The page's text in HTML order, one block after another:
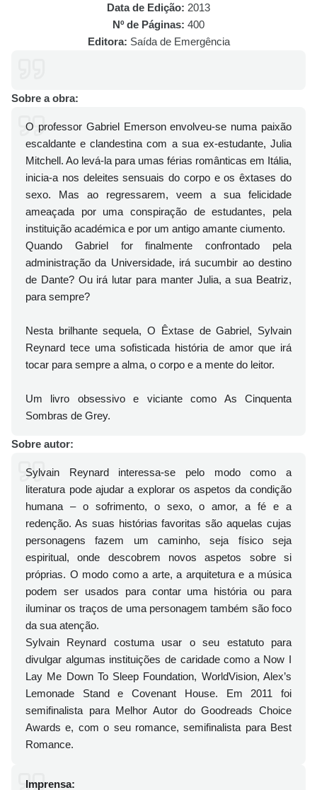
Data de Edição: 2013
Nº de Páginas: 400
Editora: Saída de Emergência
Sobre a obra:
O professor Gabriel Emerson envolveu-se numa paixão
escaldante e clandestina com a sua ex-estudante, Julia
Mitchell. Ao levá-la para umas férias românticas em Itália,
inicia-a nos deleites sensuais do corpo e os êxtases do
sexo. Mas ao regressarem, veem a sua felicidade
ameaçada por uma conspiração de estudantes, pela
instituição académica e por um antigo amante ciumento.
Quando Gabriel for finalmente confrontado pela
administração da Universidade, irá sucumbir ao destino
de Dante? Ou irá lutar para manter Julia, a sua Beatriz,
para sempre?
Nesta brilhante sequela, O Êxtase de Gabriel, Sylvain
Reynard tece uma sofisticada história de amor que irá
tocar para sempre a alma, o corpo e a mente do leitor.
Um livro obsessivo e viciante como As Cinquenta
Sombras de Grey.
Sobre autor:
Sylvain Reynard interessa-se pelo modo como a
literatura pode ajudar a explorar os aspetos da condição
humana – o sofrimento, o sexo, o amor, a fé e a
redenção. As suas histórias favoritas são aquelas cujas
personagens fazem um caminho, seja físico seja
espiritual, onde descobrem novos aspetos sobre si
próprias. O modo como a arte, a arquitetura e a música
podem ser usados para contar uma história ou para
iluminar os traços de uma personagem também são foco
da sua atenção.
Sylvain Reynard costuma usar o seu estatuto para
divulgar algumas instituições de caridade como a Now I
Lay Me Down To Sleep Foundation, WorldVision, Alex’s
Lemonade Stand e Covenant House. Em 2011 foi
semifinalista para Melhor Autor do Goodreads Choice
Awards e, com o seu romance, semifinalista para Best
Romance.
Imprensa: